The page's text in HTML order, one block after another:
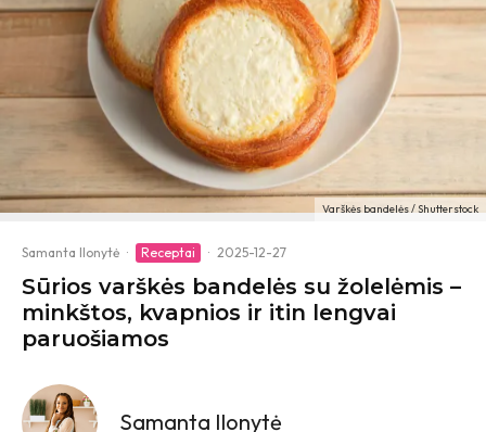
Varškės bandelės / Shutterstock
Samanta Ilonytė · Receptai · 2025-12-27
Sūrios varškės bandelės su žolelėmis –
minkštos, kvapnios ir itin lengvai
paruošiamos
Samanta Ilonytė